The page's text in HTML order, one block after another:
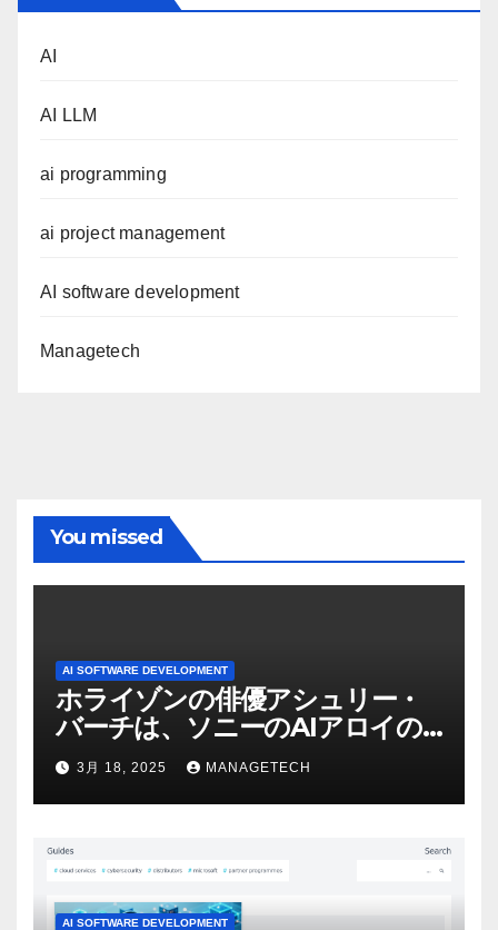
AI
AI LLM
ai programming
ai project management
AI software development
Managetech
You missed
AI SOFTWARE DEVELOPMENT
ホライゾンの俳優アシュリー・
バーチは、ソニーのAIアロイの
ビデオを見て「ゲームパフォー
マンスという芸術形式に不安を
感じた」と語る – IGN
3月 18, 2025 MANAGETECH
AI SOFTWARE DEVELOPMENT